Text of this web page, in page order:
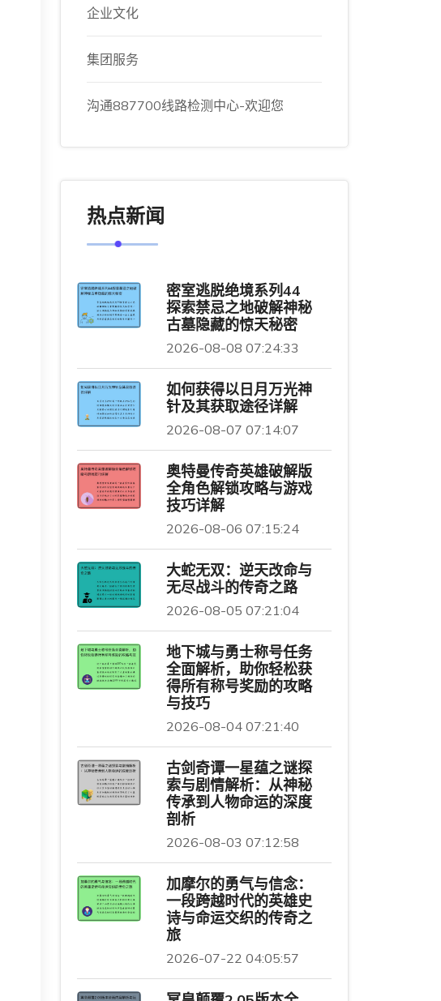
企业文化
集团服务
沟通887700线路检测中心-欢迎您
热点新闻
密室逃脱绝境系列44
探索禁忌之地破解神秘
古墓隐藏的惊天秘密
2026-08-08 07:24:33
如何获得以日月万光神
针及其获取途径详解
2026-08-07 07:14:07
奥特曼传奇英雄破解版
全角色解锁攻略与游戏
技巧详解
2026-08-06 07:15:24
大蛇无双：逆天改命与
无尽战斗的传奇之路
2026-08-05 07:21:04
地下城与勇士称号任务
全面解析，助你轻松获
得所有称号奖励的攻略
与技巧
2026-08-04 07:21:40
古剑奇谭一星蕴之谜探
索与剧情解析：从神秘
传承到人物命运的深度
剖析
2026-08-03 07:12:58
加摩尔的勇气与信念：
一段跨越时代的英雄史
诗与命运交织的传奇之
旅
2026-07-22 04:05:57